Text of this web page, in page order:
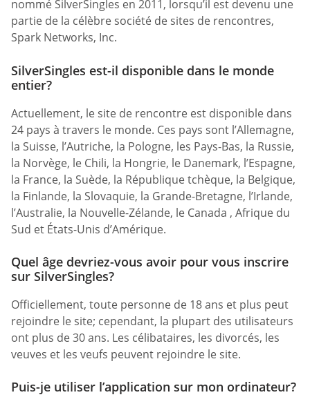
nommé SilverSingles en 2011, lorsqu’il est devenu une
partie de la célèbre société de sites de rencontres,
Spark Networks, Inc.
SilverSingles est-il disponible dans le monde
entier?
Actuellement, le site de rencontre est disponible dans
24 pays à travers le monde. Ces pays sont l’Allemagne,
la Suisse, l’Autriche, la Pologne, les Pays-Bas, la Russie,
la Norvège, le Chili, la Hongrie, le Danemark, l’Espagne,
la France, la Suède, la République tchèque, la Belgique,
la Finlande, la Slovaquie, la Grande-Bretagne, l’Irlande,
l’Australie, la Nouvelle-Zélande, le Canada , Afrique du
Sud et États-Unis d’Amérique.
Quel âge devriez-vous avoir pour vous inscrire
sur SilverSingles?
Officiellement, toute personne de 18 ans et plus peut
rejoindre le site; cependant, la plupart des utilisateurs
ont plus de 30 ans. Les célibataires, les divorcés, les
veuves et les veufs peuvent rejoindre le site.
Puis-je utiliser l’application sur mon ordinateur?